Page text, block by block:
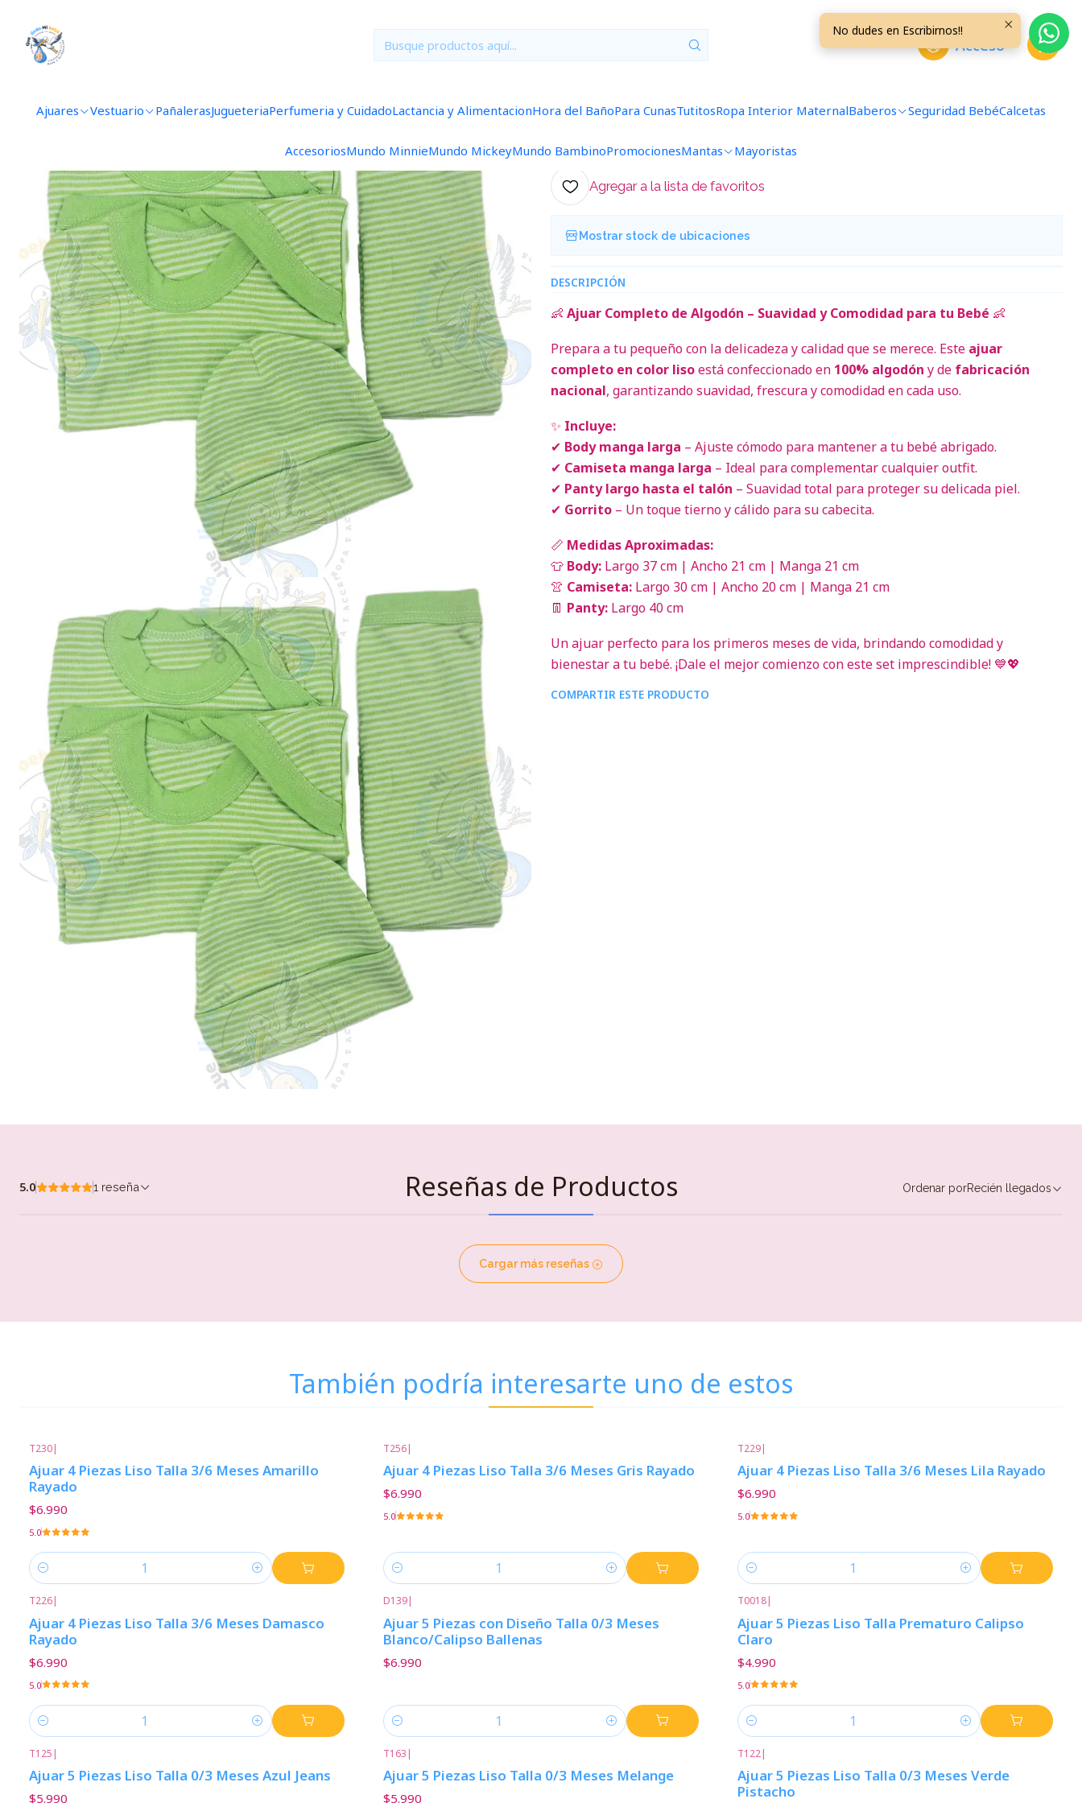
Acceso
Ajuares Vestuario PañalerasJugueteriaPerfumeria y CuidadoLactancia y AlimentacionHora del BañoPara CunasTutitosRopa Interior MaternalBaberos Seguridad BebéCalcetas
AccesoriosMundo MinnieMundo MickeyMundo BambinoPromocionesMantas Mayoristas
Ajuar 4 Piezas Liso Talla 3/6 Meses Verde Pistacho Rayado
Pistacho Rayado
5.0 1 reseña
Agregar a la lista de favoritos
Mostrar stock de ubicaciones
DESCRIPCIÓN
👶 Ajuar Completo de Algodón – Suavidad y Comodidad para tu Bebé 👶
Prepara a tu pequeño con la delicadeza y calidad que se merece. Este ajuar
completo en color lisoestá confeccionado en 100% algodón y de fabricación
nacional, garantizando suavidad, frescura y comodidad en cada uso.
✨ Incluye:
✔ Body manga larga – Ajuste cómodo para mantener a tu bebé abrigado.
✔ Camiseta manga larga – Ideal para complementar cualquier outfit.
✔ Panty largo hasta el talón – Suavidad total para proteger su delicada piel.
✔ Gorrito – Un toque tierno y cálido para su cabecita.
📏 Medidas Aproximadas:
👕 Body: Largo 37 cm | Ancho 21 cm | Manga 21 cm
👚 Camiseta: Largo 30 cm | Ancho 20 cm | Manga 21 cm
👖 Panty: Largo 40 cm
Un ajuar perfecto para los primeros meses de vida, brindando comodidad y
bienestar a tu bebé. ¡Dale el mejor comienzo con este set imprescindible! 💙💖
COMPARTIR ESTE PRODUCTO
Reseñas de Productos
5.0 1 reseña Ordenar porRecién llegados
Cargar más reseñas
También podría interesarte uno de estos
T230|
Ajuar 4 Piezas Liso Talla 3/6 Meses Amarillo
Rayado
$6.990
5.0
Cantidad
T256|
Ajuar 4 Piezas Liso Talla 3/6 Meses Gris Rayado
$6.990
5.0
Cantidad
T229|
Ajuar 4 Piezas Liso Talla 3/6 Meses Lila Rayado
$6.990
5.0
Cantidad
T226|
Ajuar 4 Piezas Liso Talla 3/6 Meses Damasco
Rayado
$6.990
5.0
Cantidad
D139|
Ajuar 5 Piezas con Diseño Talla 0/3 Meses
Blanco/Calipso Ballenas
$6.990
Cantidad
T0018|
Ajuar 5 Piezas Liso Talla Prematuro Calipso
Claro
$4.990
5.0
Cantidad
T125 |
Ajuar 5 Piezas Liso Talla 0/3 Meses Azul Jeans
$5.990
T163 |
Ajuar 5 Piezas Liso Talla 0/3 Meses Melange
$5.990
T122|
Ajuar 5 Piezas Liso Talla 0/3 Meses Verde
Pistacho
No dudes en Escribirnos!!